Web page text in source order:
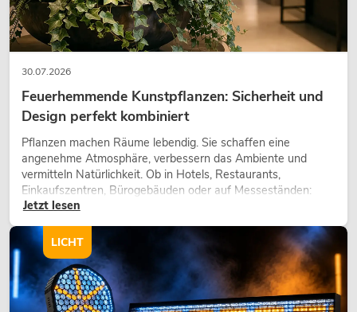
30.07.2026
Feuerhemmende Kunstpflanzen: Sicherheit und
Design perfekt kombiniert
Pflanzen machen Räume lebendig. Sie schaffen eine
angenehme Atmosphäre, verbessern das Ambiente und
vermitteln Natürlichkeit. Ob in Hotels, Restaurants,
Einkaufszentren, Bürogebäuden oder auf Messeständen:
eine hochwertige Begrünung gehört heute längst zum
Jetzt lesen
LICHT